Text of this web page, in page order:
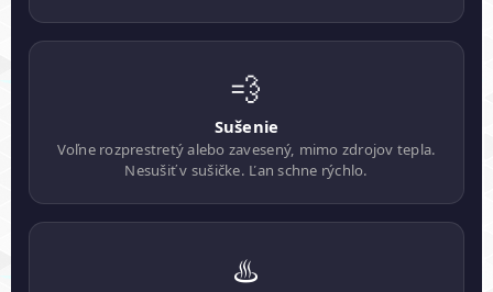
💨
Sušenie
Voľne rozprestretý alebo zavesený, mimo zdrojov tepla.
Nesušiť v sušičke. Ľan schne rýchlo.
♨️